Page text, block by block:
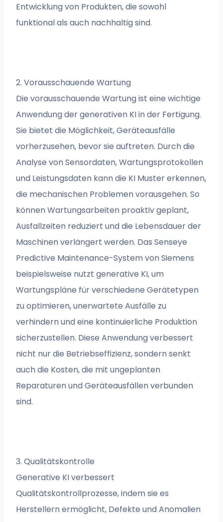
Entwicklung von Produkten, die sowohl
funktional als auch nachhaltig sind.
2. Vorausschauende Wartung
Die vorausschauende Wartung ist eine wichtige
Anwendung der generativen KI in der Fertigung.
Sie bietet die Möglichkeit, Geräteausfälle
vorherzusehen, bevor sie auftreten. Durch die
Analyse von Sensordaten, Wartungsprotokollen
und Leistungsdaten kann die KI Muster erkennen,
die mechanischen Problemen vorausgehen. So
können Wartungsarbeiten proaktiv geplant,
Ausfallzeiten reduziert und die Lebensdauer der
Maschinen verlängert werden. Das Senseye
Predictive Maintenance-System von Siemens
beispielsweise nutzt generative KI, um
Wartungspläne für verschiedene Gerätetypen
zu optimieren, unerwartete Ausfälle zu
verhindern und eine kontinuierliche Produktion
sicherzustellen. Diese Anwendung verbessert
nicht nur die Betriebseffizienz, sondern senkt
auch die Kosten, die mit ungeplanten
Reparaturen und Geräteausfällen verbunden
sind.
3. Qualitätskontrolle
Generative KI verbessert
Qualitätskontrollprozesse, indem sie es
Herstellern ermöglicht, Defekte und Anomalien